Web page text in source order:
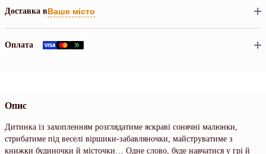
Доставка вВаше місто
Оплата
Опис
Дитинка із захопленням розглядатиме яскраві сонячні малюнки,
стрибатиме під веселі віршики-забавляночки, майструватиме з
книжки будиночки й місточки… Одне слово, буде навчатися у грі й